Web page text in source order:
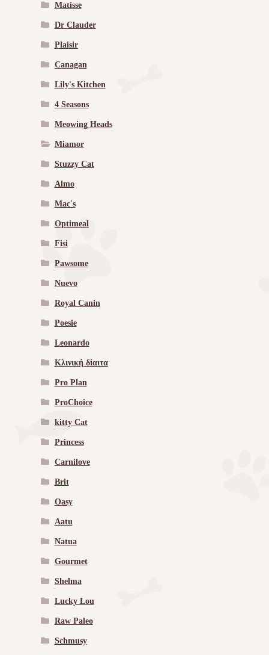
Matisse
Dr Clauder
Plaisir
Canagan
Lily's Kitchen
4 Seasons
Meowing Heads
Miamor
Stuzzy Cat
Almo
Mac's
Optimeal
Fisi
Pawsome
Nuevo
Royal Canin
Poesie
Leonardo
Κλινική δίαιτα
Pro Plan
ProChoice
kitty Cat
Princess
Carnilove
Brit
Oasy
Aatu
Natua
Gourmet
Shelma
Lucky Lou
Raw Paleo
Schmusy